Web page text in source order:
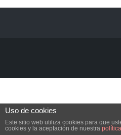
Uso de cookies
Este sitio web utiliza cookies para que
cookies y la aceptación de nuestra